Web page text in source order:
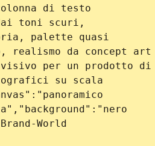
di testo
toni scuri,
palette quasi
realismo da concept art
per un prodotto di
su scala
World